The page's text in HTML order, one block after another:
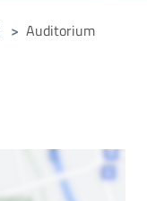
> Auditorium